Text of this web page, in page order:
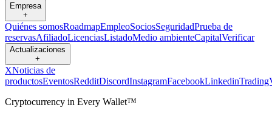
Empresa
+
Quiénes somosRoadmapEmpleoSociosSeguridadPrueba de
reservasAfiliadoLicenciasListadoMedio ambienteCapitalVerificar
Actualizaciones
+
XNoticias de
productosEventosRedditDiscordInstagramFacebookLinkedin
Cryptocurrency in Every Wallet™